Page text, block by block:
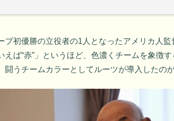
プ初優勝の立役者の1人となったアメリカ人
えば“赤”」というほど、色濃くチームを象徴
闘うチームカラーとしてルーツが導入したの